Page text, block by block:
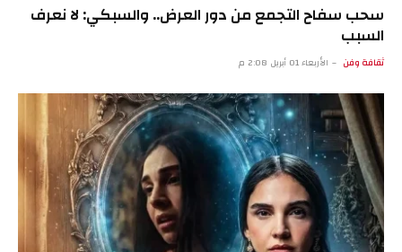
سحب سفاح التجمع من دور العرض.. والسبكي: لا نعرف
السبب
ثقافة وفن الأربعاء 01 أبريل 2:08 م